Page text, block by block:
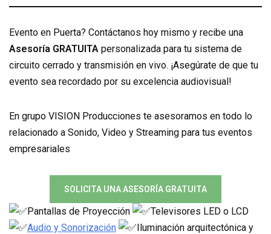
Evento en Puerta? Contáctanos hoy mismo y recibe una
Asesoría GRATUITA personalizada para tu sistema de
circuito cerrado y transmisión en vivo. ¡Asegúrate de que tu
evento sea recordado por su excelencia audiovisual!
En grupo VISION Producciones te asesoramos en todo lo
relacionado a Sonido, Video y Streaming para tus eventos
empresariales
SOLICITA UNA ASESORÍA GRATUITA
Pantallas de Proyección
Televisores LED o LCD
Audio y Sonorización
Iluminación arquitectónica y